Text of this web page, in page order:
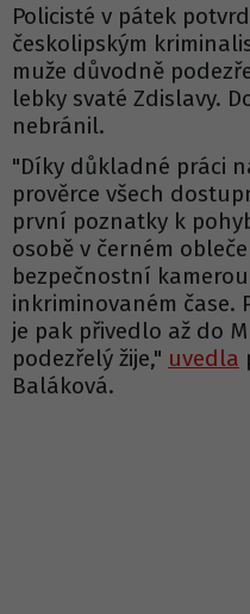
Policisté v pátek
českolipským
muže důvodně
lebky svaté Zdislavy.
nebránil.
"Díky důkladné práci
prověrce všech
první poznatky k
osobě v černém
bezpečnostní
inkriminovaném čase.
je pak přivedlo až do
podezřelý žije," uvedla
Baláková.